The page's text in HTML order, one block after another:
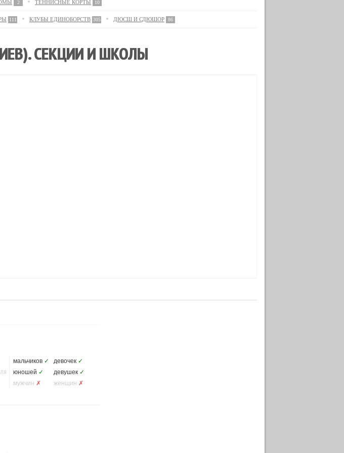
2 ТЕННИСНЫЕ КОРТЫ 10
111 КЛУБЫ ЕДИНОБОРСТВ 305 ДЮСШ И СДЮШОР 86
СЕКЦИИ И ШКОЛЫ
мальчиков ✓ девочек ✓
юношей ✓ девушек ✓
мужчин ✗ женщин ✗